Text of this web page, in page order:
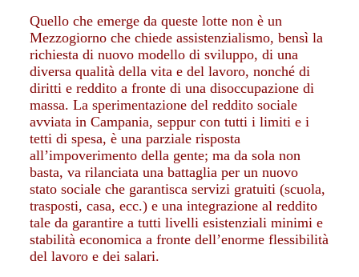
Quello che emerge da queste lotte non è un
Mezzogiorno che chiede assistenzialismo, bensì la
richiesta di nuovo modello di sviluppo, di una
diversa qualità della vita e del lavoro, nonché di
diritti e reddito a fronte di una disoccupazione di
massa. La sperimentazione del reddito sociale
avviata in Campania, seppur con tutti i limiti e i
tetti di spesa, è una parziale risposta
all’impoverimento della gente; ma da sola non
basta, va rilanciata una battaglia per un nuovo
stato sociale che garantisca servizi gratuiti (scuola,
trasposti, casa, ecc.) e una integrazione al reddito
tale da garantire a tutti livelli esistenziali minimi e
stabilità economica a fronte dell’enorme flessibilità
del lavoro e dei salari.